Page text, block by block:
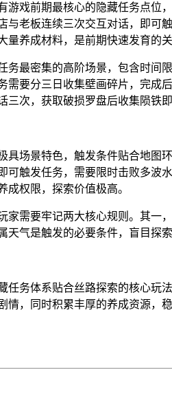
游戏前期最核心的隐藏任务点位
与老板连续三次交互对话，即可
量养成材料，是前期快速发育的关
务最密集的高阶场景，包含时间
需要分三日收集壁画碎片，完成
三次，获取破损罗盘后收集陨铁
具场景特色，触发条件贴合地图
可触发任务，需要限时击败多波
成权限，探索价值极高。
家需要牢记两大核心规则。其一
天气是触发的必要条件，盲目探
任务体系贴合丝路探索的核心玩
情，同时积累丰厚的养成资源，